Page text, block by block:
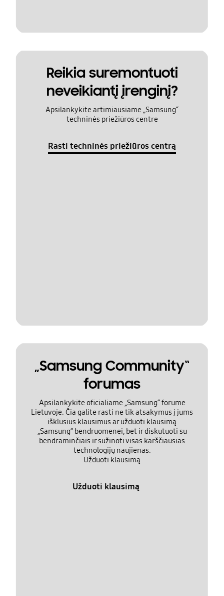
Reikia suremontuoti
neveikiantį įrenginį?
Apsilankykite artimiausiame „Samsung“
techninės priežiūros centre
Rasti techninės priežiūros centrą
„Samsung Community“
forumas
Apsilankykite oficialiame „Samsung“ forume
Lietuvoje. Čia galite rasti ne tik atsakymus į jums
išklusius klausimus ar užduoti klausimą
„Samsung“ bendruomenei, bet ir diskutuoti su
bendraminčiais ir sužinoti visas karščiausias
technologijų naujienas.
Užduoti klausimą
Užduoti klausimą